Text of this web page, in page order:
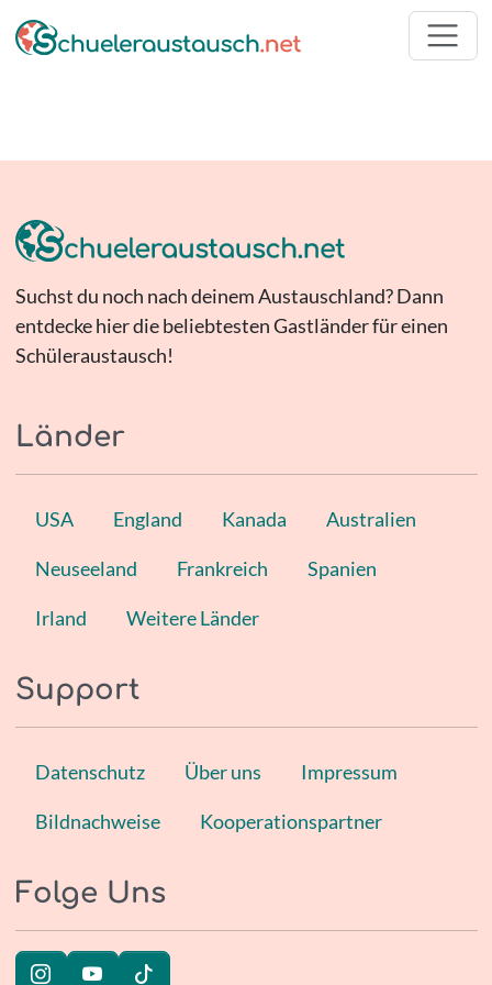
Suchst du noch nach deinem Austauschland? Dann
entdecke hier die beliebtesten Gastländer für einen
Schüleraustausch!
Länder
USA England Kanada Australien
Neuseeland Frankreich Spanien
Irland Weitere Länder
Support
Datenschutz Über uns Impressum
Bildnachweise Kooperationspartner
Folge Uns